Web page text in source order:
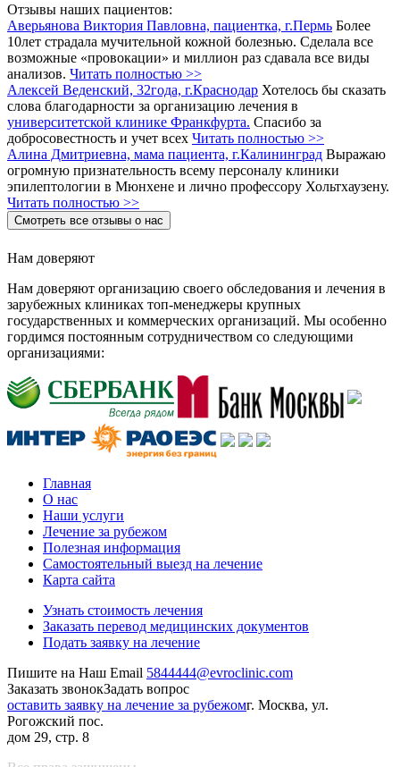
Отзывы наших пациентов:
Аверьянова Виктория Павловна, пациентка, г.Пермь Более
10лет страдала мучительной кожной болезнью. Сделала все
возможные «провокации» и миллион раз сдавала все виды
анализов. Читать полностью >>
Алексей Веденский, 32года, г.Краснодар Хотелось бы сказать
слова благодарности за организацию лечения в
университетской клинике Франкфурта. Спасибо за
добросовестность и учет всех Читать полностью >>
Алина Дмитриевна, мама пациента, г.Калининград Выражаю
огромную признательность всему персоналу клиники
эпилептологии в Мюнхене и лично профессору Хольтхаузену.
Читать полностью >>
Смотреть все отзывы о нас
Нам доверяют
Нам доверяют организацию своего обследования и лечения в
зарубежных клиниках топ-менеджеры крупных
государственных и коммерческих организаций. Мы особенно
гордимся постоянным сотрудничеством со следующими
организациями:
Главная
О нас
Наши услуги
Лечение за рубежом
Полезная информация
Самостоятельный выезд на лечение
Карта сайта
Узнать стоимость лечения
Заказать перевод медицинских документов
Подать заявку на лечение
Пишите на Наш Email 5844444@evroclinic.com
Заказать звонокЗадать вопрос
оставить заявку на лечение за рубежомг. Москва, ул.
Рогожский пос.
дом 29, стр. 8